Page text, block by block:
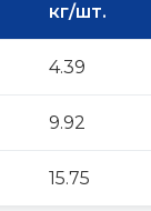
кг/шт.
4.39
9.92
15.75